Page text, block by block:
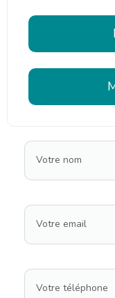
Votre nom
Votre email
Votre téléphone